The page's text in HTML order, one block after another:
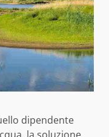
dipendente